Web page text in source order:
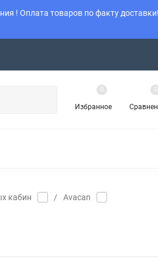
Оплата товаров по факту
Избранное
0 0
кабин / Avacan